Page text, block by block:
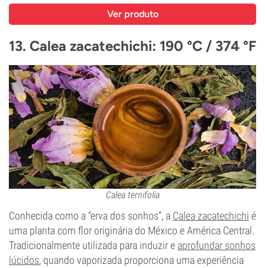
Ver produto
13. Calea zacatechichi: 190 °C / 374 °F
Calea ternifolia
Conhecida como a “erva dos sonhos”, a Calea zacatechichi é
uma planta com flor originária do México e América Central.
Tradicionalmente utilizada para induzir e aprofundar sonhos
lúcidos, quando vaporizada proporciona uma experiência